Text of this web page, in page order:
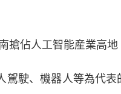
搶佔人工智能産業高地
駛、機器人等為代表